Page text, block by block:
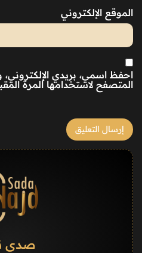
الموقع الإلكتروني
احفظ اسمي، بريدي الإلكتروني،
المتصفح لاستخدامها المرة
صدى